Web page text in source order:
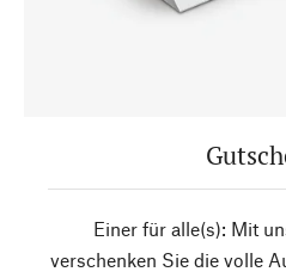
Einer für alle(s): Mit
verschenken Sie die volle